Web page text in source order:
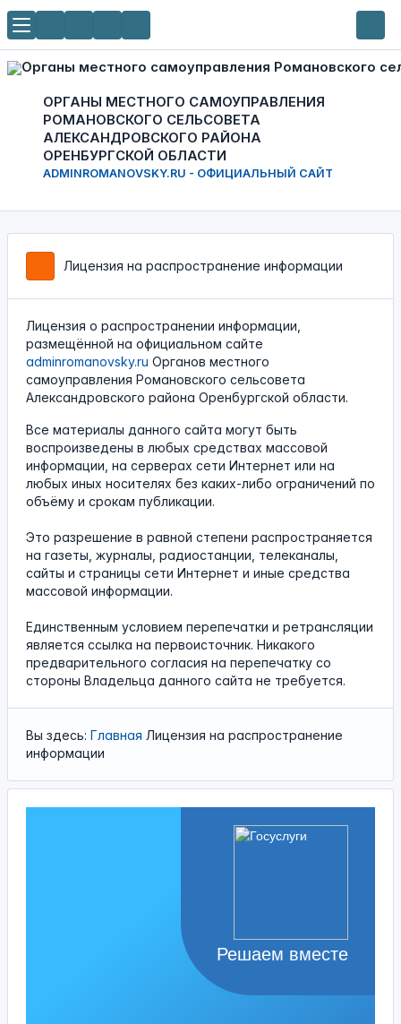
ОРГАНЫ МЕСТНОГО САМОУПРАВЛЕНИЯ
РОМАНОВСКОГО СЕЛЬСОВЕТА
АЛЕКСАНДРОВСКОГО РАЙОНА
ОРЕНБУРГСКОЙ ОБЛАСТИ
ADMINROMANOVSKY.RU - ОФИЦИАЛЬНЫЙ САЙТ
Лицензия на распространение информации
Лицензия о распространении информации,
размещённой на официальном сайте
adminromanovsky.ru Органов местного
самоуправления Романовского сельсовета
Александровского района Оренбургской области.
Все материалы данного сайта могут быть
воспроизведены в любых средствах массовой
информации, на серверах сети Интернет или на
любых иных носителях без каких-либо ограничений по
объёму и срокам публикации.
Это разрешение в равной степени распространяется
на газеты, журналы, радиостанции, телеканалы,
сайты и страницы сети Интернет и иные средства
массовой информации.
Единственным условием перепечатки и ретрансляции
является ссылка на первоисточник. Никакого
предварительного согласия на перепечатку со
стороны Владельца данного сайта не требуется.
Вы здесь: Главная Лицензия на распространение
информации
Решаем вместе